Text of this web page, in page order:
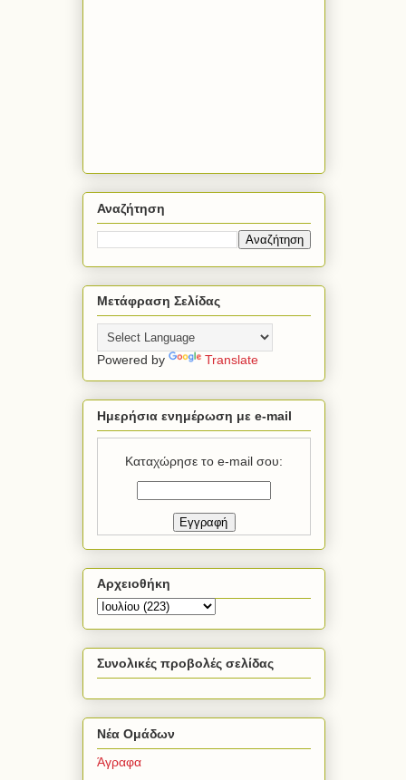
Αναζήτηση
Μετάφραση Σελίδας
Powered by Translate
Ημερήσια ενημέρωση με e-mail
Καταχώρησε το e-mail σου:
Αρχειοθήκη
Συνολικές προβολές σελίδας
Νέα Ομάδων
Άγραφα